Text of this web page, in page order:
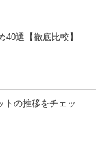
選【徹底比較】
トの推移をチェッ